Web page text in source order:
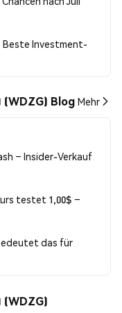
Beste Investment-
Blog Mehr
– Insider-Verkauf
testet 1,00$ –
das für